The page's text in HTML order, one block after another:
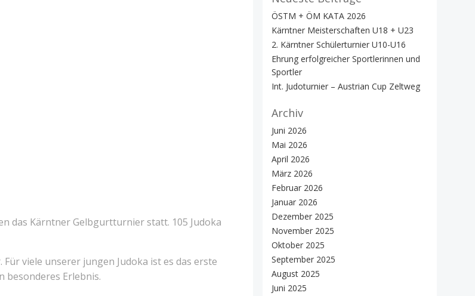
das Kärntner Gelbgurtturnier statt. 105 Judoka
viele unserer jungen Judoka ist es das erste
besonderes Erlebnis.
ÖSTM + ÖM KATA 2026
Kärntner Meisterschaften U18 + U23
2. Kärntner Schülerturnier U10-U16
Ehrung erfolgreicher Sportlerinnen und
Sportler
Int. Judoturnier – Austrian Cup Zeltweg
Archiv
Juni 2026
Mai 2026
April 2026
März 2026
Februar 2026
Januar 2026
Dezember 2025
November 2025
Oktober 2025
September 2025
August 2025
Juni 2025